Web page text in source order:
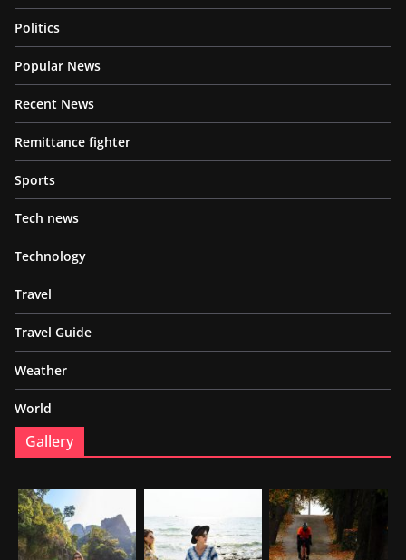
Politics
Popular News
Recent News
Remittance fighter
Sports
Tech news
Technology
Travel
Travel Guide
Weather
World
Gallery